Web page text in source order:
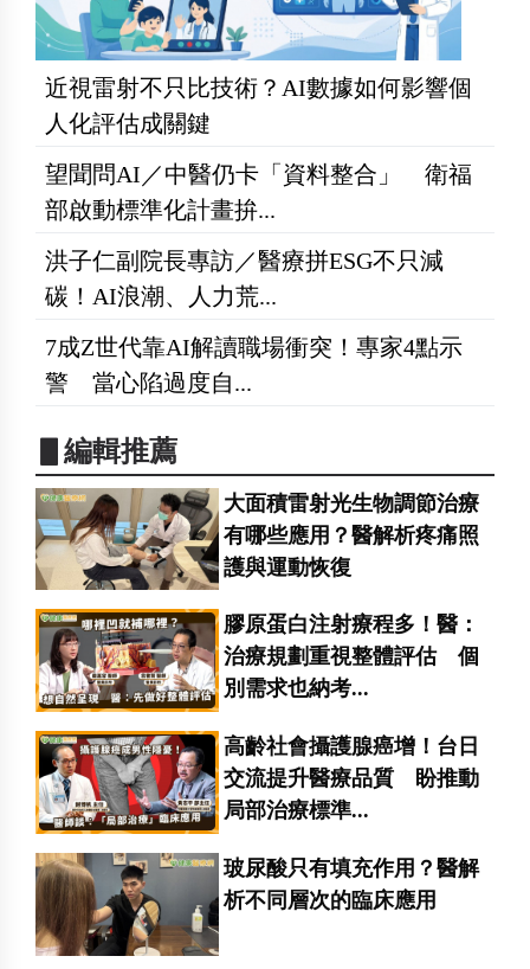
近視雷射不只比技術？AI數據如何影響個
人化評估成關鍵
望聞問AI／中醫仍卡「資料整合」 衛福
部啟動標準化計畫拚...
洪子仁副院長專訪／醫療拼ESG不只減
碳！AI浪潮、人力荒...
7成Z世代靠AI解讀職場衝突！專家4點示
警 當心陷過度自...
▋編輯推薦
大面積雷射光生物調節治療
有哪些應用？醫解析疼痛照
護與運動恢復
膠原蛋白注射療程多！醫：
治療規劃重視整體評估 個
別需求也納考...
高齡社會攝護腺癌增！台日
交流提升醫療品質 盼推動
局部治療標準...
玻尿酸只有填充作用？醫解
析不同層次的臨床應用